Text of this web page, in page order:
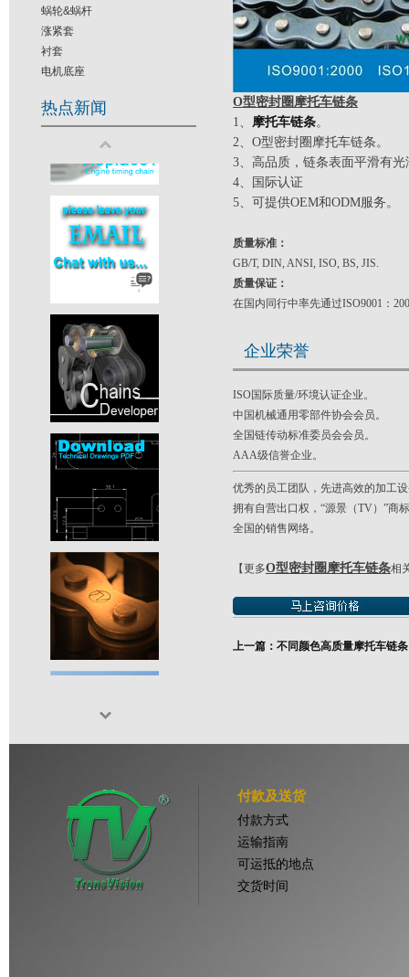
蜗轮&蜗杆
涨紧套
衬套
电机底座
热点新闻
O型密封圈摩托车链条
1、 摩托车链条。
2、O型密封圈摩托车链条。
3、高品质，链条表面平滑有光
4、国际认证
5、可提供OEM和ODM服务。
质量标准：
GB/T, DIN, ANSI, ISO, BS, JIS.
质量保证：
在国内同行中率先通过ISO9001：
企业荣誉
ISO国际质量/环境认证企业。
中国机械通用零部件协会会员。
全国链传动标准委员会会员。
AAA级信誉企业。
优秀的员工团队，先进高效的加工
拥有自营出口权，“源景（TV）”商
全国的销售网络。
【更多O型密封圈摩托车链条相
上一篇：不同颜色高质量摩托车链条
付款及送货
付款方式
运输指南
可运抵的地点
交货时间